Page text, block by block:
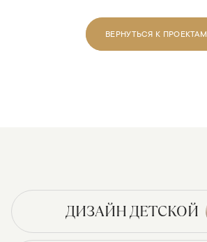
ВЕРНУТЬСЯ К ПРОЕКТАМ
ДИЗАЙН ДЕТСКОЙ